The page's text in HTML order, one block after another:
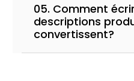
05. Comment
descriptions
convertissent?